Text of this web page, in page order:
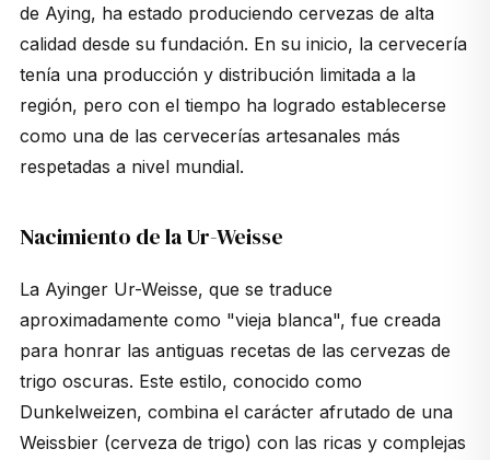
de Aying, ha estado produciendo cervezas de alta
calidad desde su fundación. En su inicio, la cervecería
tenía una producción y distribución limitada a la
región, pero con el tiempo ha logrado establecerse
como una de las cervecerías artesanales más
respetadas a nivel mundial.
Nacimiento de la Ur-Weisse
La Ayinger Ur-Weisse, que se traduce
aproximadamente como "vieja blanca", fue creada
para honrar las antiguas recetas de las cervezas de
trigo oscuras. Este estilo, conocido como
Dunkelweizen, combina el carácter afrutado de una
Weissbier (cerveza de trigo) con las ricas y complejas